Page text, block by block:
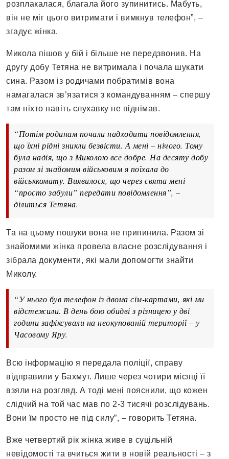
розплакалася, благала його зупинитись. Мабуть,
він не міг цього витримати і вимкнув телефон”, –
згадує жінка.
Микола пішов у бій і більше не передзвонив. На
другу добу Тетяна не витримала і почала шукати
сина. Разом із родичами побратимів вона
намагалася зв’язатися з командуванням – спершу
там ніхто навіть слухавку не піднімав.
“Потім родинам почали надходити повідомлення,
що їхні рідні зникли безвісти. А мені – нічого. Тому
була надія, що з Миколою все добре. На десяту добу
разом зі знайомим військовим я поїхала до
військкомату. Виявилося, що через свята мені
“просто забули” передати повідомлення”, –
ділиться Тетяна.
Та на цьому пошуки вона не припинила. Разом зі
знайомими жінка провела власне розслідування і
зібрала документи, які мали допомогти знайти
Миколу.
“У нього був телефон із двома сім-картами, які ми
відстежили. В день бою обидві з різницею у дві
години зафіксували на неокупованій території – у
Часовому Яру.
Всю інформацію я передала поліції, справу
відправили у Бахмут. Лише через чотири місяці її
взяли на розгляд. А тоді мені пояснили, що кожен
слідчий на той час мав по 2-3 тисячі розслідувань.
Вони їм просто не під силу”, – говорить Тетяна.
Вже четвертий рік жінка живе в суцільній
невідомості та вчиться жити в новій реальності – з